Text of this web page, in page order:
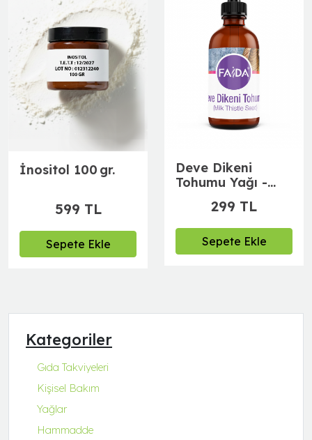
Kategoriler
Gıda Takviyeleri
Kişisel Bakım
Yağlar
Hammadde
İnositol 100 gr.
599 TL
Sepete Ekle
Deve Dikeni
Tohumu Yağı -
(50 ml)299 TL
Sepete Ekle